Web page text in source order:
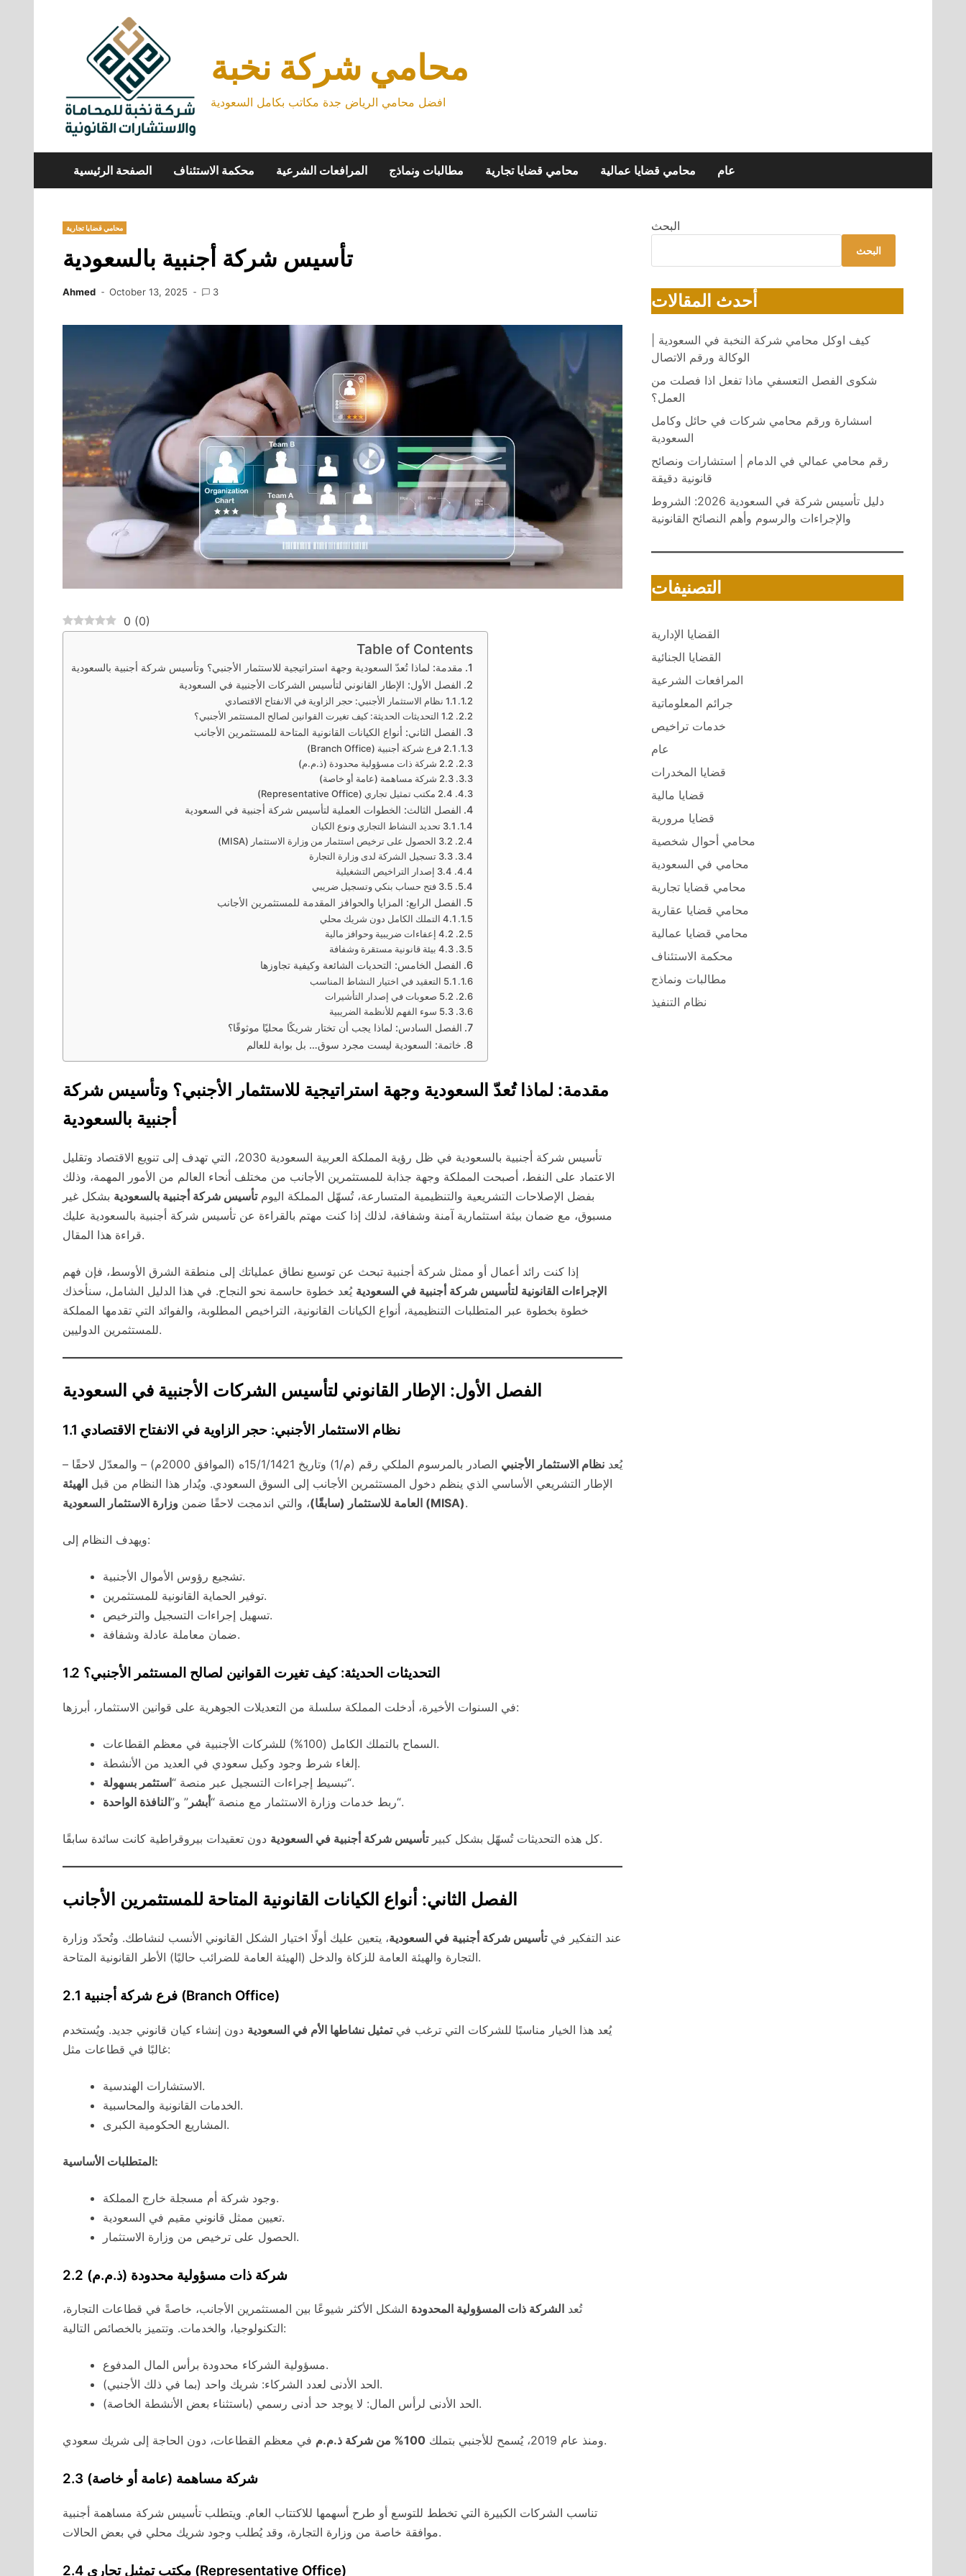
محامي شركة نخبة
افضل محامي الرياض جدة مكاتب بكامل السعودية
الصفحة الرئيسية محكمة الاستئناف المرافعات الشرعية مطالبات ونماذج محامي قضايا تجارية محامي قضايا عمالية عام
محامي قضايا تجارية
تأسيس شركة أجنبية بالسعودية
Ahmed October 13, 2025 3
0 (0)
Table of Contents
مقدمة: لماذا تُعدّ السعودية وجهة استراتيجية للاستثمار الأجنبي؟ وتأسيس شركة أجنبية بالسعودية
الفصل الأول: الإطار القانوني لتأسيس الشركات الأجنبية في السعودية
1.1 نظام الاستثمار الأجنبي: حجر الزاوية في الانفتاح الاقتصادي
1.2 التحديثات الحديثة: كيف تغيرت القوانين لصالح المستثمر الأجنبي؟
الفصل الثاني: أنواع الكيانات القانونية المتاحة للمستثمرين الأجانب
2.1 فرع شركة أجنبية (Branch Office)
2.2 شركة ذات مسؤولية محدودة (ذ.م.م)
2.3 شركة مساهمة (عامة أو خاصة)
2.4 مكتب تمثيل تجاري (Representative Office)
الفصل الثالث: الخطوات العملية لتأسيس شركة أجنبية في السعودية
3.1 تحديد النشاط التجاري ونوع الكيان
3.2 الحصول على ترخيص استثمار من وزارة الاستثمار (MISA)
3.3 تسجيل الشركة لدى وزارة التجارة
3.4 إصدار التراخيص التشغيلية
3.5 فتح حساب بنكي وتسجيل ضريبي
الفصل الرابع: المزايا والحوافز المقدمة للمستثمرين الأجانب
4.1 التملك الكامل دون شريك محلي
4.2 إعفاءات ضريبية وحوافز مالية
4.3 بيئة قانونية مستقرة وشفافة
الفصل الخامس: التحديات الشائعة وكيفية تجاوزها
5.1 التعقيد في اختيار النشاط المناسب
5.2 صعوبات في إصدار التأشيرات
5.3 سوء الفهم للأنظمة الضريبية
الفصل السادس: لماذا يجب أن تختار شريكًا محليًا موثوقًا؟
خاتمة: السعودية ليست مجرد سوق… بل بوابة للعالم
مقدمة: لماذا تُعدّ السعودية وجهة استراتيجية للاستثمار الأجنبي؟ وتأسيس شركة
أجنبية بالسعودية
تأسيس شركة أجنبية بالسعودية في ظل رؤية المملكة العربية السعودية 2030، التي تهدف إلى تنويع الاقتصاد وتقليل
الاعتماد على النفط، أصبحت المملكة وجهة جذابة للمستثمرين الأجانب من مختلف أنحاء العالم من الأمور المهمة، وذلك
بفضل الإصلاحات التشريعية والتنظيمية المتسارعة، تُسهّل المملكة اليومتأسيس شركة أجنبية بالسعودية بشكل غير
مسبوق، مع ضمان بيئة استثمارية آمنة وشفافة، لذلك إذا كنت مهتم بالقراءة عن تأسيس شركة أجنبية بالسعودية عليك
قراءة هذا المقال.
إذا كنت رائد أعمال أو ممثل شركة أجنبية تبحث عن توسيع نطاق عملياتك إلى منطقة الشرق الأوسط، فإن فهم
الإجراءات القانونية لتأسيس شركة أجنبية في السعودية يُعد خطوة حاسمة نحو النجاح. في هذا الدليل الشامل، سنأخذك
خطوة بخطوة عبر المتطلبات التنظيمية، أنواع الكيانات القانونية، التراخيص المطلوبة، والفوائد التي تقدمها المملكة
للمستثمرين الدوليين.
الفصل الأول: الإطار القانوني لتأسيس الشركات الأجنبية في السعودية
1.1 نظام الاستثمار الأجنبي: حجر الزاوية في الانفتاح الاقتصادي
يُعد نظام الاستثمار الأجنبي
الصادر بالمرسوم الملكي رقم (م/1) وتاريخ 15/1/1421ه (الموافق 2000م) – والمعدّل لاحقًا –
الإطار التشريعي الأساسي الذي ينظم دخول المستثمرين الأجانب إلى السوق السعودي. ويُدار هذا النظام من قبل الهيئة
العامة للاستثمار (سابقًا)، والتي اندمجت لاحقًا ضمن وزارة الاستثمار السعودية (MISA).
ويهدف النظام إلى:
تشجيع رؤوس الأموال الأجنبية.
توفير الحماية القانونية للمستثمرين.
تسهيل إجراءات التسجيل والترخيص.
ضمان معاملة عادلة وشفافة.
1.2 التحديثات الحديثة: كيف تغيرت القوانين لصالح المستثمر الأجنبي؟
في السنوات الأخيرة، أدخلت المملكة سلسلة من التعديلات الجوهرية على قوانين الاستثمار، أبرزها:
السماح بالتملك الكامل (100%) للشركات الأجنبية في معظم القطاعات.
إلغاء شرط وجود وكيل سعودي في العديد من الأنشطة.
تبسيط إجراءات التسجيل عبر منصة “استثمر بسهولة
“.
ربط خدمات وزارة الاستثمار مع منصة “أبشر ” و”النافذة الواحدة “.
كل هذه التحديثات تُسهّل بشكل كبيرتأسيس شركة أجنبية في السعودية دون تعقيدات بيروقراطية كانت سائدة سابقًا.
الفصل الثاني: أنواع الكيانات القانونية المتاحة للمستثمرين الأجانب
عند التفكير فيتأسيس شركة أجنبية في السعودية، يتعين عليك أولًا اختيار الشكل القانوني الأنسب لنشاطك. وتُحدّد وزارة
التجارة والهيئة العامة للزكاة والدخل (الهيئة العامة للضرائب حاليًا) الأطر القانونية المتاحة.
2.1 فرع شركة أجنبية (Branch Office)
يُعد هذا الخيار مناسبًا للشركات التي ترغب فيتمثيل نشاطها الأم في السعودية دون إنشاء كيان قانوني جديد. ويُستخدم
غالبًا في قطاعات مثل:
الاستشارات الهندسية.
الخدمات القانونية والمحاسبية.
المشاريع الحكومية الكبرى.
المتطلبات الأساسية:
وجود شركة أم مسجلة خارج المملكة.
تعيين ممثل قانوني مقيم في السعودية.
الحصول على ترخيص من وزارة الاستثمار.
2.2 شركة ذات مسؤولية محدودة (ذ.م.م)
تُعد الشركة ذات المسؤولية المحدودة الشكل الأكثر شيوعًا بين المستثمرين الأجانب، خاصةً في قطاعات التجارة،
التكنولوجيا، والخدمات. وتتميز بالخصائص التالية:
مسؤولية الشركاء محدودة برأس المال المدفوع.
الحد الأدنى لعدد الشركاء: شريك واحد (بما في ذلك الأجنبي).
الحد الأدنى لرأس المال: لا يوجد حد أدنى رسمي (باستثناء بعض الأنشطة الخاصة).
ومنذ عام 2019، يُسمح للأجنبي بتملك 100% من شركة ذ.م.م في معظم القطاعات، دون الحاجة إلى شريك سعودي.
2.3 شركة مساهمة (عامة أو خاصة)
تناسب الشركات الكبيرة التي تخطط للتوسع أو طرح أسهمها للاكتتاب العام. ويتطلب تأسيس شركة مساهمة أجنبية
موافقة خاصة من وزارة التجارة، وقد يُطلب وجود شريك محلي في بعض الحالات.
2.4 مكتب تمثيل تجاري (Representative Office)
البحث
البحث
أحدث المقالات
كيف اوكل محامي شركة النخبة في السعودية |
الوكالة ورقم الاتصال
شكوى الفصل التعسفي ماذا تفعل اذا فصلت من
العمل؟
اسشارة ورقم محامي شركات في حائل وكامل
السعودية
رقم محامي عمالي في الدمام | استشارات ونصائح
قانونية دقيقة
دليل تأسيس شركة في السعودية 2026: الشروط
والإجراءات والرسوم وأهم النصائح القانونية
التصنيفات
القضايا الإدارية
القضايا الجنائية
المرافعات الشرعية
جرائم المعلوماتية
خدمات تراخيص
عام
قضايا المخدرات
قضايا مالية
قضايا مرورية
محامي أحوال شخصية
محامي في السعودية
محامي قضايا تجارية
محامي قضايا عقارية
محامي قضايا عمالية
محكمة الاستئناف
مطالبات ونماذج
نظام التنفيذ